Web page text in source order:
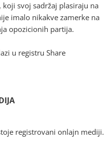
svoj sadržaj plasiraju na
imalo nikakve zamerke na
opozicionih partija.
u registru Share
registrovani onlajn mediji.